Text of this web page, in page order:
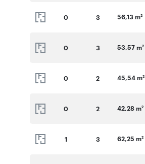
0 3 56,13 m2
0 3 53,57 m2
0 2 45,54 m2
0 2 42,28 m2
1 3 62,25 m2